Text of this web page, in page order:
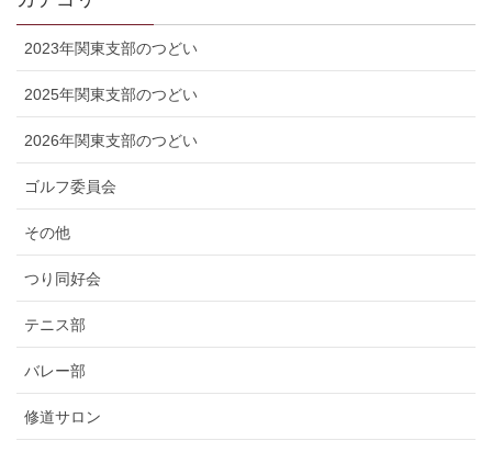
2023年関東支部のつどい
2025年関東支部のつどい
2026年関東支部のつどい
ゴルフ委員会
その他
つり同好会
テニス部
バレー部
修道サロン